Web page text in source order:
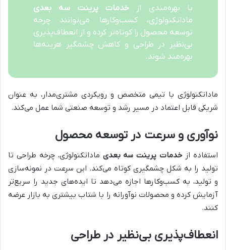
با بهره‌مندی از خدمات پرینت سه بعدی
ماداتکنولوژی، کسب‌وکارها می‌توانند چرخه
توسعه محصول را کوتاه‌تر کرده و از انعطاف‌پذیری
بی‌نظیر در طراحی و کاهش چشمگیر هزینه‌ها
بهره‌مند شوند.
ماداتکنولوژی با تیمی متخصص و رویکردی مشتری‌مدار، به عنوان
شریکی قابل اعتماد در مسیر رشد و توسعه صنعتی شما عمل می‌کند.
نوآوری و سرعت در توسعه محصول
استفاده از خدمات پرینت سه بعدی ماداتکنولوژی، چرخه طراحی تا
تولید را به شکل چشمگیری کوتاه می‌کند. این سرعت در نمونه‌سازی
و تولید، به کسب‌وکارها اجازه می‌دهد تا ایده‌های جدید را سریع‌تر
آزمایش کرده و محصولات نوآورانه را با شتاب بیشتری به بازار عرضه
کنند.
انعطاف‌پذیری بی‌نظیر در طراحی